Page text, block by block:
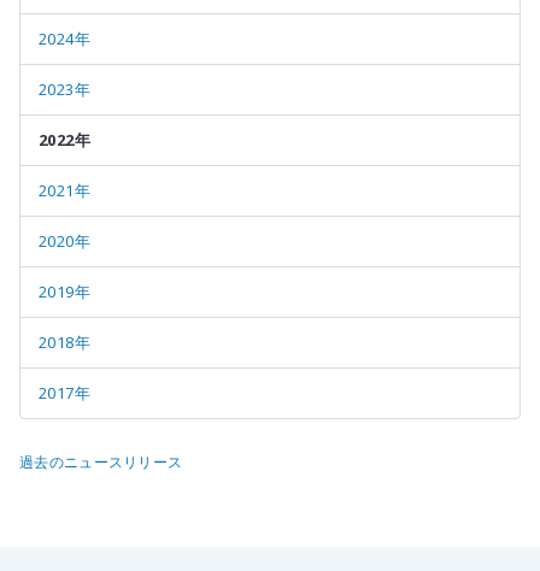
2024年
2023年
2022年
2021年
2020年
2019年
2018年
2017年
過去のニュースリリース